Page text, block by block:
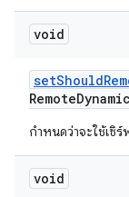
void
setShould
RemoteDynamic
กำหนดว่าจะใช้เซิ
void